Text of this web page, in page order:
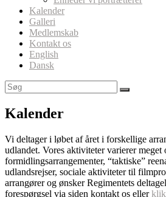
Kalender
Galleri
Medlemskab
Kontakt os
English
Dansk
Kalender
Vi deltager i løbet af året i forskellige
udlandet. Vores aktiviteter varierer meget
formidlingsarrangementer, “taktiske”
udlandsrejser, sociale aktiviteter til
arrangører og ønsker Regimentets
forespørgsel via siden kontakt os eller